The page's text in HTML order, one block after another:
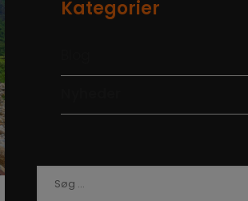
Kategorier